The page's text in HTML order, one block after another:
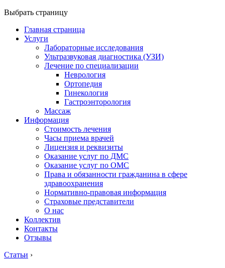
Выбрать страницу
Главная страница
Услуги
Лабораторные исследования
Ультразвуковая диагностика (УЗИ)
Лечение по специализации
Неврология
Ортопедия
Гинекология
Гастроэнторология
Массаж
Информация
Стоимость лечения
Часы приема врачей
Лицензия и реквизиты
Оказание услуг по ДМС
Оказание услуг по ОМС
Права и обязанности гражданина в сфере
здравоохранения
Нормативно-правовая информация
Страховые представители
О нас
Коллектив
Контакты
Отзывы
Статьи ›